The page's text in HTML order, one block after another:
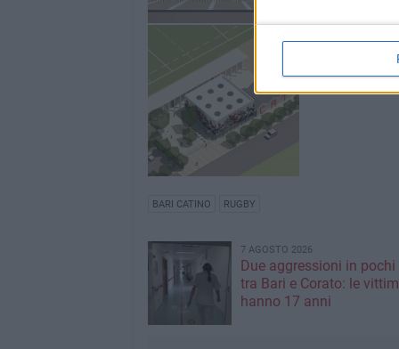
BARI CATINO RUGBY
7 AGOSTO 2026
Due aggressioni in pochi
tra Bari e Corato: le
hanno 17 anni